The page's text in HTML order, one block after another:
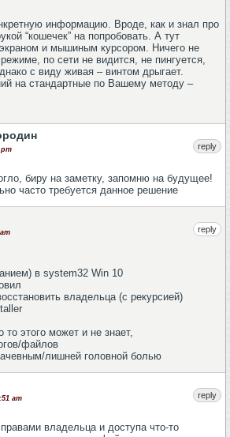
информацию. Вроде, как и знал про
“кошечек” на попробовать. А тут
и мышиным курсором. Ничего не
по сети не видится, не пингуется,
с виду живая – винтом дрыгает.
на стандартные по Вашему методу –
биру на заметку, запомню на будущее!
часто требуется данное решение
reply
в system32 Win 10
владельца (с рекурсией)
то этого может и не знает,
файлов
лишней головной болью
reply
am
владельца и доступа что-то
reply